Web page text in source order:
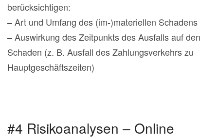
berücksichtigen:
– Art und Umfang des (im-)materiellen Schadens
– Auswirkung des Zeitpunkts des Ausfalls auf den
Schaden (z. B. Ausfall des Zahlungsverkehrs zu
Hauptgeschäftszeiten)
#4 Risikoanalysen – Online